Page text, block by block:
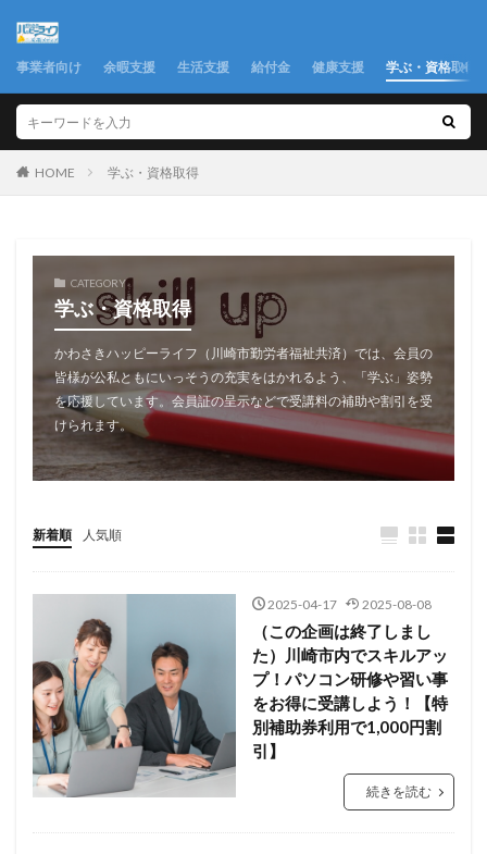
事業者向け 余暇支援 生活支援 給付金 健康支援 学ぶ・資格取得
HOME 学ぶ・資格取得
CATEGORY
学ぶ・資格取得
かわさきハッピーライフ（川崎市勤労者福祉共済）では、会員の
皆様が公私ともにいっそうの充実をはかれるよう、「学ぶ」姿勢
を応援しています。会員証の呈示などで受講料の補助や割引を受
けられます。
新着順 人気順
2025-04-17 2025-08-08
（この企画は終了しまし
た）川崎市内でスキルアッ
プ！パソコン研修や習い事
をお得に受講しよう！【特
別補助券利用で1,000円割
引】
続きを読む